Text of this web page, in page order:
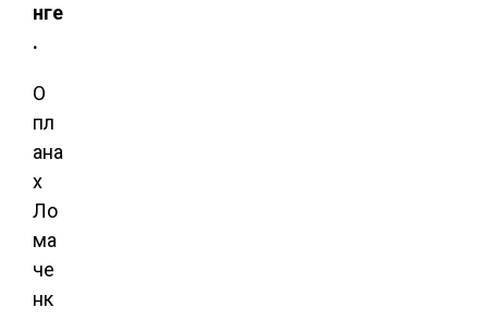
нге
.
О
пл
ана
х
Ло
ма
че
нк